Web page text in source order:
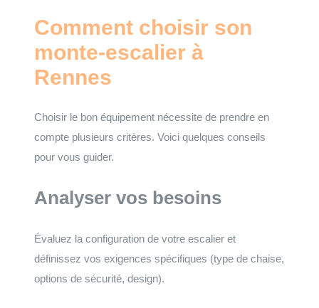
Comment choisir son
monte-escalier à
Rennes
Choisir le bon équipement nécessite de prendre en
compte plusieurs critères. Voici quelques conseils
pour vous guider.
Analyser vos besoins
Évaluez la configuration de votre escalier et
définissez vos exigences spécifiques (type de chaise,
options de sécurité, design).